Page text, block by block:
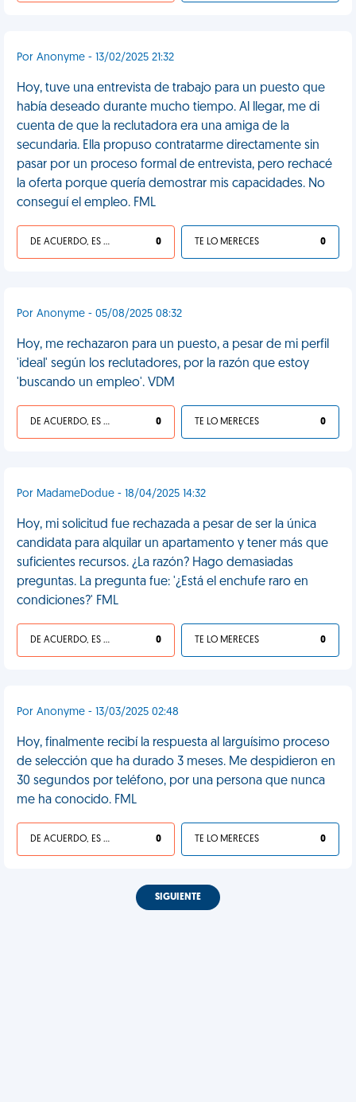
Por Anonyme - 13/02/2025 21:32
Hoy, tuve una entrevista de trabajo para un puesto que
había deseado durante mucho tiempo. Al llegar, me di
cuenta de que la reclutadora era una amiga de la
secundaria. Ella propuso contratarme directamente sin
pasar por un proceso formal de entrevista, pero rechacé
la oferta porque quería demostrar mis capacidades. No
conseguí el empleo. FML
DE ACUERDO, ES UNA VIDA HP 0 TE LO MERECES 0
Por Anonyme - 05/08/2025 08:32
Hoy, me rechazaron para un puesto, a pesar de mi perfil
'ideal' según los reclutadores, por la razón que estoy
'buscando un empleo'. VDM
DE ACUERDO, ES UNA VIDA HP 0 TE LO MERECES 0
Por MadameDodue - 18/04/2025 14:32
Hoy, mi solicitud fue rechazada a pesar de ser la única
candidata para alquilar un apartamento y tener más que
suficientes recursos. ¿La razón? Hago demasiadas
preguntas. La pregunta fue: '¿Está el enchufe raro en
condiciones?' FML
DE ACUERDO, ES UNA VIDA HP 0 TE LO MERECES 0
Por Anonyme - 13/03/2025 02:48
Hoy, finalmente recibí la respuesta al larguísimo proceso
de selección que ha durado 3 meses. Me despidieron en
30 segundos por teléfono, por una persona que nunca
me ha conocido. FML
DE ACUERDO, ES UNA VIDA HP 0 TE LO MERECES 0
SIGUIENTE